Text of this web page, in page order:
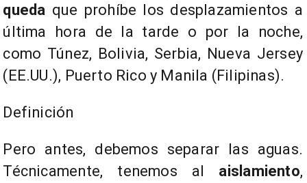
queda que prohíbe los desplazamientos a
última hora de la tarde o por la noche,
como Túnez, Bolivia, Serbia, Nueva Jersey
(EE.UU.), Puerto Rico y Manila (Filipinas).
Definición
Pero antes, debemos separar las aguas.
Técnicamente, tenemos al aislamiento,